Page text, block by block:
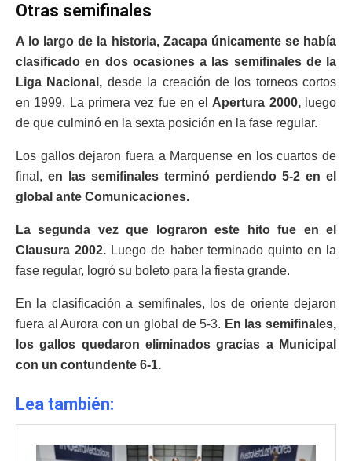
Otras semifinales
A lo largo de la historia, Zacapa únicamente se había
clasificado en dos ocasiones a las semifinales de la
Liga Nacional, desde la creación de los torneos cortos
en 1999. La primera vez fue en el Apertura 2000,luego
de que culminó en la sexta posición en la fase regular.
Los gallos dejaron fuera a Marquense en los cuartos de
final, en las semifinales terminó perdiendo 5-2 en el
global ante Comunicaciones.
La segunda vez que lograron este hito fue en el
Clausura 2002. Luego de haber terminado quinto en la
fase regular, logró su boleto para la fiesta grande.
En la clasificación a semifinales, los de oriente dejaron
fuera al Aurora con un global de 5-3. En las semifinales,
los gallos quedaron eliminados gracias a Municipal
con un contundente 6-1.
Lea también: